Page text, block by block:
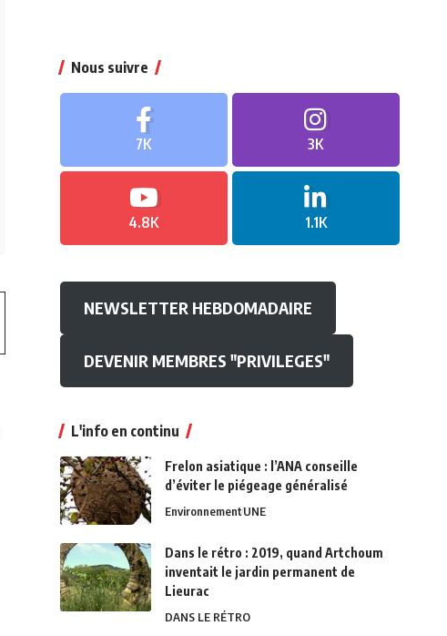
Nous suivre
7K 3K
4.8K 1.1K
NEWSLETTER HEBDOMADAIRE
DEVENIR MEMBRES "PRIVILEGES"
L'info en continu
Frelon asiatique : l’ANA conseille
d’éviter le piégeage généralisé
EnvironnementUNE
Dans le rétro : 2019, quand Artchoum
inventait le jardin permanent de
Lieurac
DANS LE RÉTRO